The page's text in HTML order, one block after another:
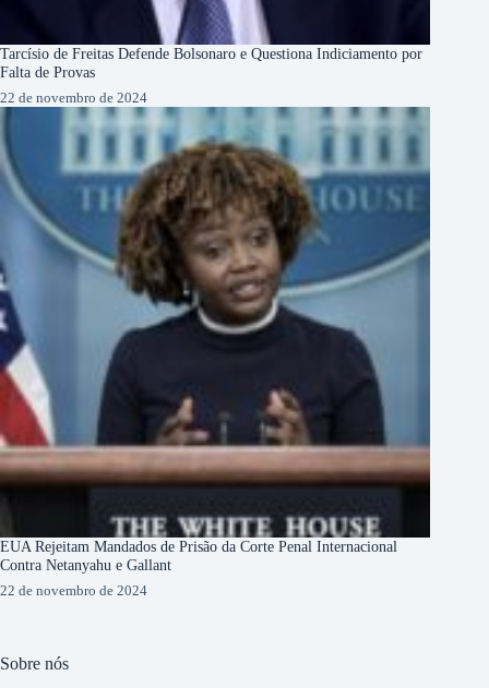
Tarcísio de Freitas Defende Bolsonaro e Questiona Indiciamento por
Falta de Provas
22 de novembro de 2024
EUA Rejeitam Mandados de Prisão da Corte Penal Internacional
Contra Netanyahu e Gallant
22 de novembro de 2024
Sobre nós